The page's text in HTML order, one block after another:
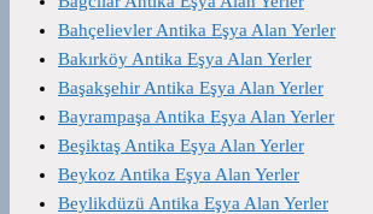
Bahçelievler Antika Eşya Alan Yerler
Bakırköy Antika Eşya Alan Yerler
Başakşehir Antika Eşya Alan Yerler
Bayrampaşa Antika Eşya Alan Yerler
Beşiktaş Antika Eşya Alan Yerler
Beykoz Antika Eşya Alan Yerler
Beylikdüzü Antika Eşya Alan Yerler